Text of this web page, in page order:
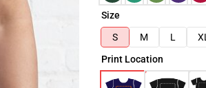
Size
S
M L XL
Print Location